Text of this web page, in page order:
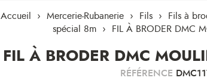
Accueil Mercerie-Rubanerie Fils Fils à
spécial 8m
FIL À BRODER DMC
FIL À BRODER DMC
RÉFÉRENCE